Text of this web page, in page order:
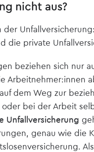
nicht aus?
der
die private
beziehen sich nur
Arbeitnehmer:innen
dem Weg zur
bei der Arbeit
Unfall­versicherung
genau wie die
Als